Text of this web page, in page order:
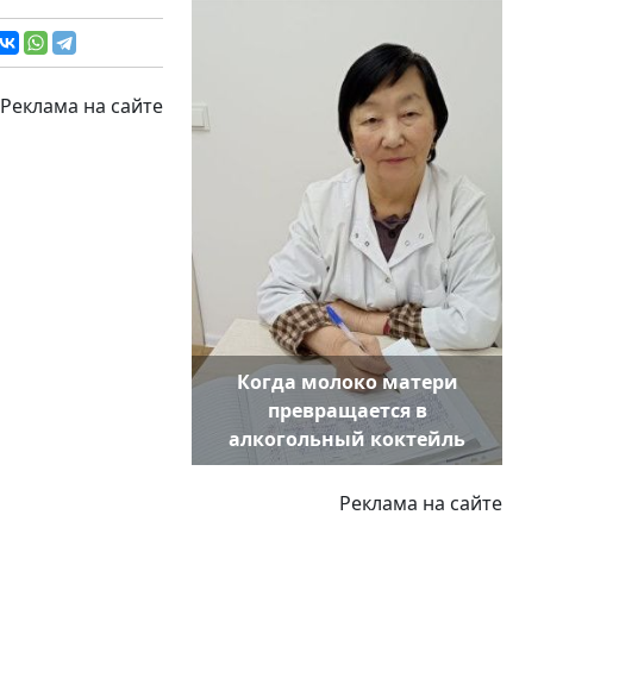
Реклама на сайте
Когда молоко матери
превращается в
алкогольный коктейль
Реклама на сайте